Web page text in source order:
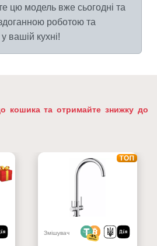
цю модель вже сьогодні та
роботою та
вашій кухні!
кошика та отримайте знижку до
Змішувач